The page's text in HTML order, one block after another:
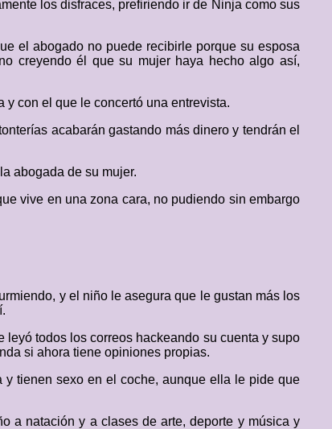
los disfraces, prefiriendo ir de Ninja como sus
el abogado no puede recibirle porque su esposa
creyendo él que su mujer haya hecho algo así,
con el que le concertó una entrevista.
acabarán gastando más dinero y tendrán el
abogada de su mujer.
vive en una zona cara, no pudiendo sin embargo
y el niño le asegura que le gustan más los
todos los correos hackeando su cuenta y supo
si ahora tiene opiniones propias.
tienen sexo en el coche, aunque ella le pide que
a natación y a clases de arte, deporte y música y